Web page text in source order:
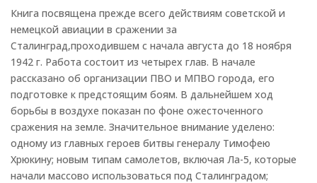
Волге:
оборона
Книга посвящена прежде всего действиям советской и
немецкой авиации в сражении за
Сталинград,проходившем с начала августа до 18 ноября
1942 г. Работа состоит из четырех глав. В начале
рассказано об организации ПВО и МПВО города, его
подготовке к предстоящим боям. В дальнейшем ход
борьбы в воздухе показан по фоне ожесточенного
сражения на земле. Значительное внимание уделено:
одному из главных героев битвы генералу Тимофею
Хрюкину; новым типам самолетов, включая Ла-5, которые
начали массово использоваться под Сталинградом;